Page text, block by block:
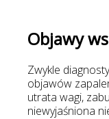
Objawy
Zwykle
objawów
utrata wagi,
niewyjaśniona